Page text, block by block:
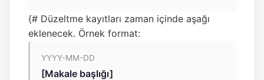
{# Düzeltme kayıtları zaman içinde aşağı
eklenecek. Örnek format:
YYYY-MM-DD
[Makale başlığı]